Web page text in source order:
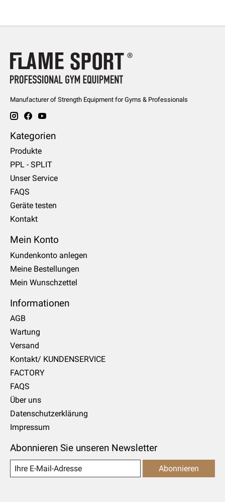
Manufacturer of Strength Equipment for Gyms & Professionals
Kategorien
Produkte
PPL - SPLIT
Unser Service
FAQS
Geräte testen
Kontakt
Mein Konto
Kundenkonto anlegen
Meine Bestellungen
Mein Wunschzettel
Informationen
AGB
Wartung
Versand
Kontakt/ KUNDENSERVICE
FACTORY
FAQS
Über uns
Datenschutzerklärung
Impressum
Abonnieren Sie unseren Newsletter
Abonnieren